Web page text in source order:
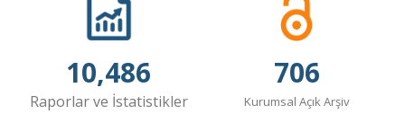
10,486
Raporlar ve İstatistikler
706
Kurumsal Açık Arşiv